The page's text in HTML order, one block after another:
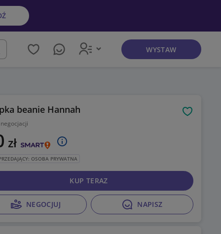
WYSTAW
beanie Hannah Obserwuj
zł
OSOBA PRYWATNA
NEGOCJUJ NAPISZ
KUP TERAZ